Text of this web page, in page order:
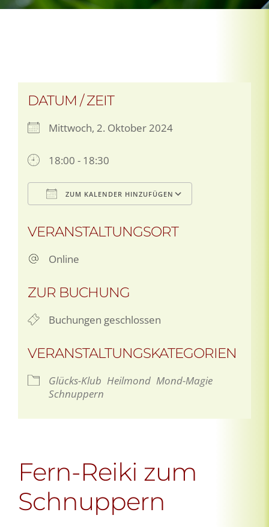
DATUM / ZEIT
Mittwoch, 2. Oktober 2024
18:00 - 18:30
ZUM KALENDER HINZUFÜGEN
VERANSTALTUNGSORT
Online
ZUR BUCHUNG
Buchungen geschlossen
VERANSTALTUNGSKATEGORIEN
Glücks-Klub Heilmond Mond-Magie
Schnuppern
Fern-Reiki zum
Schnuppern